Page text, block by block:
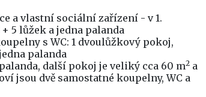
a vlastní sociální zařízení - v 1.
5 lůžek a jedna palanda
s WC: 1 dvoulůžkový pokoj,
palanda
další pokoj je veliký cca 60 m2 a
jsou dvě samostatné koupelny, WC a